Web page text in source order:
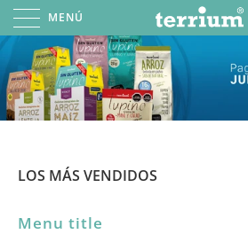
MENÚ
Menu title